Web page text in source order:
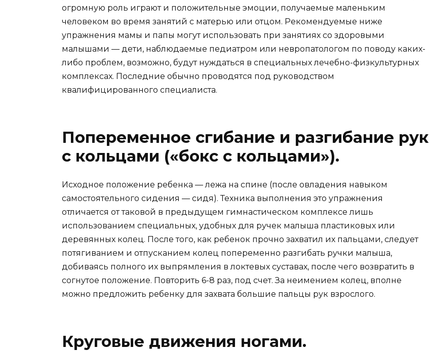
огромную роль играют и положительные эмоции, получаемые маленьким
человеком во время занятий с матерью или отцом. Рекомендуемые ниже
упражнения мамы и папы могут использовать при занятиях со здоровыми
малышами — дети, наблюдаемые педиатром или невропатологом по поводу каких-
либо проблем, возможно, будут нуждаться в специальных лечебно-физкультурных
комплексах. Последние обычно проводятся под руководством
квалифицированного специалиста.
Попеременное сгибание и разгибание рук
с кольцами («бокс с кольцами»).
Исходное положение ребенка — лежа на спине (после овладения навыком
самостоятельного сидения — сидя). Техника выполнения это упражнения
отличается от таковой в предыдущем гимнастическом комплексе лишь
использованием специальных, удобных для ручек малыша пластиковых или
деревянных колец. После того, как ребенок прочно захватил их пальцами, следует
потягиванием и отпусканием колец попеременно разгибать ручки малыша,
добиваясь полного их выпрямления в локтевых суставах, после чего возвратить в
согнутое положение. Повторить 6-8 раз, под счет. За неимением колец, вполне
можно предложить ребенку для захвата большие пальцы рук взрослого.
Круговые движения ногами.